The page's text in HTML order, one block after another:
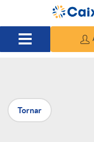
Salta al contingut
P
u
Tornar